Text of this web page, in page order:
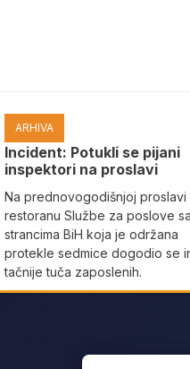
ARHIVA
Incident: Potukli se pijani
inspektori na proslavi
Na prednovogodišnjoj proslavi
restoranu Službe za poslove sa
strancima BiH koja je održana
protekle sedmice dogodio se
tačnije tuča zaposlenih.
Search